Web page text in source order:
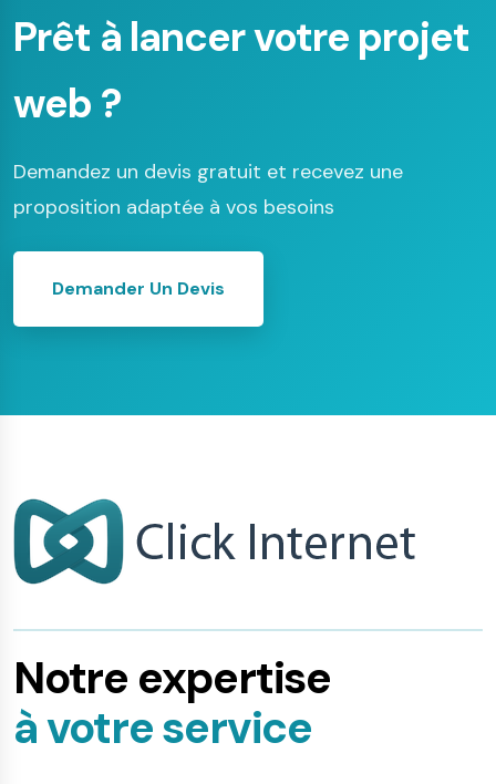
Prêt à lancer votre projet
web ?
Demandez un devis gratuit et recevez une
proposition adaptée à vos besoins
Demander Un Devis
Notre expertise
à votre service